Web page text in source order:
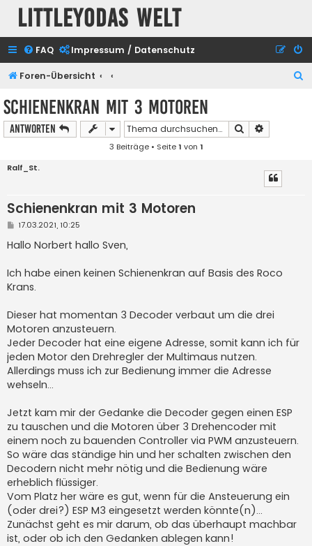
Littleyodas Welt
FAQ Impressum / Datenschutz
Foren-Übersicht
Schienenkran mit 3 Motoren
Antworten Suche
3 Beiträge • Seite1 von 1
Ralf_St.
Schienenkran mit 3 Motoren
B
i
t
a
g
17.03.2021, 10:25
Hallo Norbert hallo Sven,
Ich habe einen keinen Schienenkran auf Basis des Roco
Krans.
Dieser hat momentan 3 Decoder verbaut um die drei
Motoren anzusteuern.
Jeder Decoder hat eine eigene Adresse, somit kann ich für
jeden Motor den Drehregler der Multimaus nutzen.
Allerdings muss ich zur Bedienung immer die Adresse
wehseln...
Jetzt kam mir der Gedanke die Decoder gegen einen ESP
zu tauschen und die Motoren über 3 Drehencoder mit
einem noch zu bauenden Controller via PWM anzusteuern.
So wäre das ständige hin und her schalten zwischen den
Decodern nicht mehr nötig und die Bedienung wäre
erheblich flüssiger.
Vom Platz her wäre es gut, wenn für die Ansteuerung ein
(oder drei?) ESP M3 eingesetzt werden könnte(n)...
Zunächst geht es mir darum, ob das überhaupt machbar
ist, oder ob ich den Gedanken ablegen kann!